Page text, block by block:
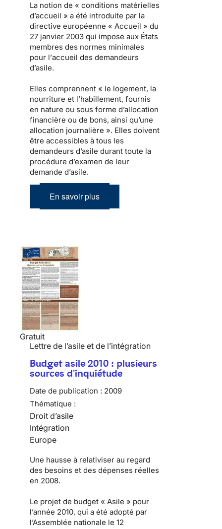
La notion de « conditions matérielles
d’accueil » a été introduite par la
directive européenne « Accueil » du
27 janvier 2003 qui impose aux États
membres des normes minimales
pour l’accueil des demandeurs
d’asile.
Elles comprennent « le logement, la
nourriture et l’habillement, fournis
en nature ou sous forme d’allocation
financière ou de bons, ainsi qu’une
allocation journalière ». Elles doivent
être accessibles à tous les
demandeurs d’asile durant toute la
procédure d’examen de leur
demande d’asile.
En savoir plus
Gratuit
Lettre de l’asile et de l’intégration
Budget asile 2010 : plusieurs
sources d'inquiétude
Date de publication : 2009
Thématique :
Droit d’asile
Intégration
Europe
Une hausse à relativiser au regard
des besoins et des dépenses réelles
en 2008.
Le projet de budget « Asile » pour
l’année 2010, qui a été adopté par
l’Assemblée nationale le 12